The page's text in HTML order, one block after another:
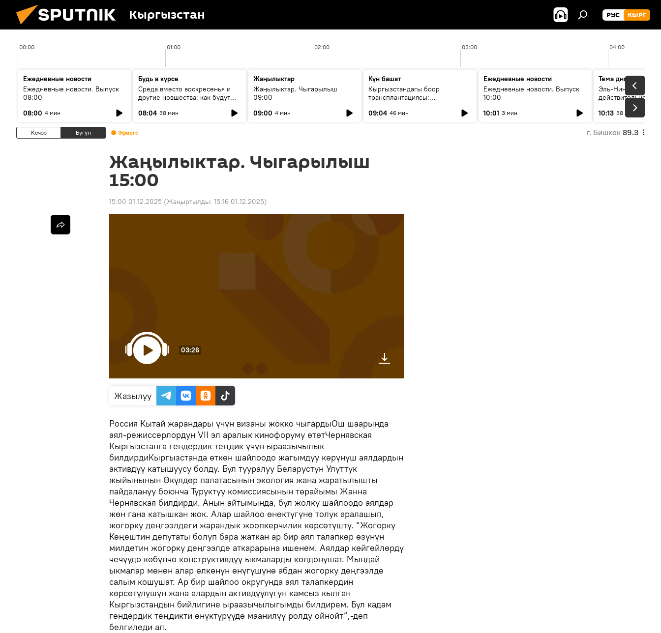
Кыргызстан РУС КЫРГ
00:00 01:00 02:00 03:00 04:00
Ежедневные новости
Ежедневные новости. Выпуск
08:00
08:00 4 мин
Будь в курсе
Среда вместо воскресенья и
другие новшества: как будут
08:04 38 мин
Жаңылыктар
Жаңылыктар. Чыгарылыш
09:00
09:00 4 мин
Күн башат
Кыргызстандагы боор
трансплантациясы:
келечеги
09:04 46 мин
Ежедневные новости
Ежедневные новости. Выпуск
10:00
10:01 3 мин
Тема дня
Эль-Ниньо, жара и
действительно
погоду в
10:13 38 мин
Кечээ Бүгүн Эфирге г. Бишкек 89.3
Жаңылыктар. Чыгарылыш
15:00
15:00 01.12.2025 (Жаңыртылды: 15:16 01.12.2025)
03:26
Жазылуу
Россия Кытай жарандары үчүн визаны жокко чыгардыОш шаарында
аял-режиссерлордун VII эл аралык кинофоруму өтөтЧернявская
Кыргызстанга гендердик теңдик үчүн ыраазычылык
билдирдиКыргызстанда өткөн шайлоодо жагымдуу көрүнүш аялдардын
активдүү катышуусу болду. Бул тууралуу Беларустун Улуттук
жыйынынын Өкүлдөр палатасынын экология жана жаратылышты
пайдалануу боюнча Туруктуу комиссиясынын төрайымы Жанна
Чернявская билдирди. Анын айтымында, бул жолку шайлоодо аялдар
жөн гана катышкан жок. Алар шайлоо өнөктүгүнө толук аралашып,
жогорку деңгээлдеги жарандык жоопкерчилик көрсөтүштү. “Жогорку
Кеңештин депутаты болуп бара жаткан ар бир аял талапкер өзүнүн
милдетин жогорку деңгээлде аткарарына ишенем. Аялдар көйгөйлөрдү
чечүүдө көбүнчө конструктивдүү ыкмаларды колдонушат. Мындай
ыкмалар менен алар өлкөнүн өнүгүшүнө абдан жогорку деңгээлде
салым кошушат. Ар бир шайлоо округунда аял талапкердин
көрсөтүлүшүн жана алардын активдүүлүгүн камсыз кылган
Кыргызстандын бийлигине ыраазычылыгымды билдирем. Бул кадам
гендердик теңдикти өнүктүрүүдө маанилүү ролду ойнойт”,-деп
белгиледи ал.